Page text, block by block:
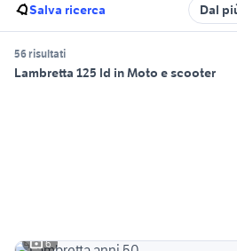
Salva ricerca Dal
56 risultati
Lambretta 125 ld in Moto e scooter
6